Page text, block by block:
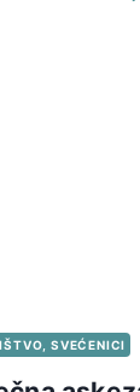
SVEĆENICI